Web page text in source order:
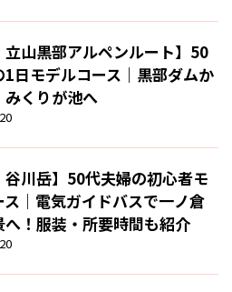
立山黒部アルペンルート】50
1日モデルコース｜黒部ダムか
みくりが池へ
谷川岳】50代夫婦の初心者モ
ス｜電気ガイドバスで一ノ倉
へ！服装・所要時間も紹介